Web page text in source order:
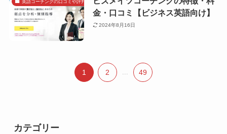
英語コーチングの口コミや評判で探す
金・口コミ【ビジネス英語向け】
2024年8月16日
1 2 49
カテゴリー